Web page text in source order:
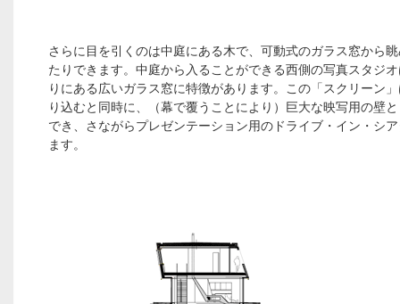
さらに目を引くのは中庭にある木で、可動式のガラス窓から
たりできます。中庭から入ることができる西側の写真スタジ
りにある広いガラス窓に特徴があります。この「スクリーン
り込むと同時に、（幕で覆うことにより）巨大な映写用の壁
でき、さながらプレゼンテーション用のドライブ・イン・シ
ます。